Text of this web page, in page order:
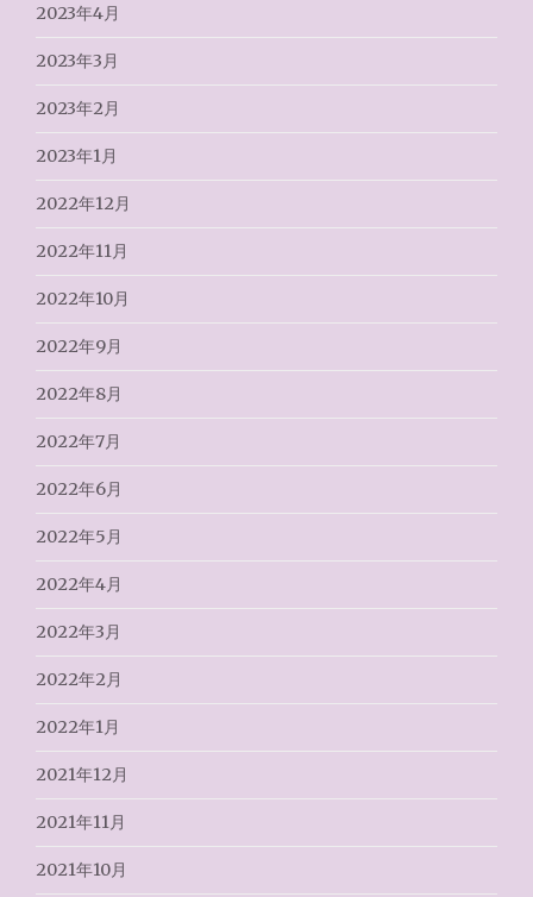
2023年4月
2023年3月
2023年2月
2023年1月
2022年12月
2022年11月
2022年10月
2022年9月
2022年8月
2022年7月
2022年6月
2022年5月
2022年4月
2022年3月
2022年2月
2022年1月
2021年12月
2021年11月
2021年10月